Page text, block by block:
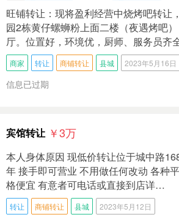
旺铺转让：现将盈利经营中烧烤吧转让
园2栋黄仔螺蛳粉上面二楼（夜遇烤吧
厅。位置好，环境优，厨师、服务员齐
商家 转让 商铺转让 县城 2023年5月16日
信息已过期
宾馆转让 ￥3万
本人身体原因 现低价转让位于城中路
年 接手即可营业 不用做任何改动 各种
格便宜 有意者可电话或直接到店详…
转让 商铺转让 县城 2023年5月12日